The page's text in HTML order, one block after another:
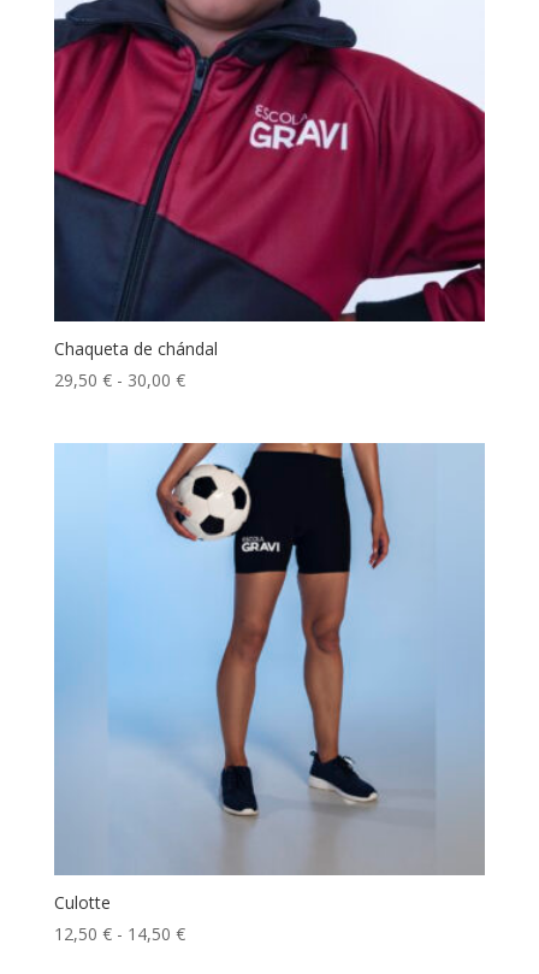
Chaqueta de chándal
29,50 € - 30,00 €Rango
desde
29,50 €
hasta
30,00 €
Culotte
12,50 € - 14,50 €Rango